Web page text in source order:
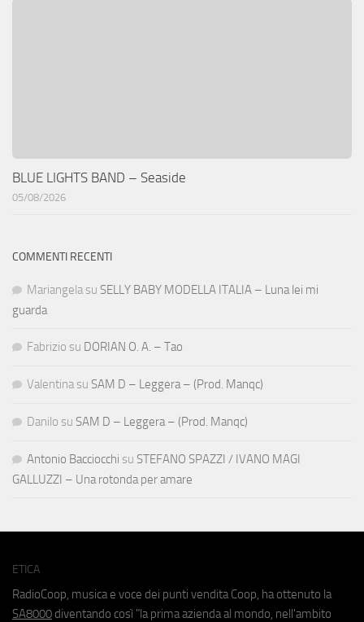
BLUE LIGHTS BAND – Seaside
05/08/2026
COMMENTI RECENTI
Mariangela su SELLY BABY MODELLA ITALIA – Luna lei mi
guarda
Fabrizio su DORIAN O. A. – Tao
Valentina su SAM D – Leggera – (Prod. Manqc)
Danilo su SAM D – Leggera – (Prod. Manqc)
Antonio Bacciocchi su STEFANO SPAZZI / IVANO MAGI
GALLUZZI – Una rotonda per amare
ETICA
RadioCoop, musica e voce dei punti vendita Coop, ha ottenuto la
SA8000 diventando così "la prima azienda al mondo, nell'ambito